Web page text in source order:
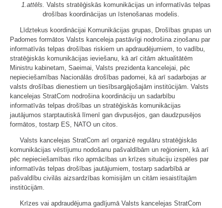
1.attēls. Valsts stratēģiskās komunikācijas un informatīvās telpas
drošības koordinācijas un īstenošanas modelis.
Līdztekus koordinācijai Komunikācijas grupas, Drošības grupas un
Padomes formātos Valsts kanceleja pastāvīgi nodrošina ziņošanu par
informatīvās telpas drošības riskiem un apdraudējumiem, to vadību,
stratēģiskās komunikācijas ieviešanu, kā arī citām aktualitātēm
Ministru kabinetam, Saeimai, Valsts prezidenta kancelejai, pēc
nepieciešamības Nacionālās drošības padomei, kā arī sadarbojas ar
valsts drošības dienestiem un tiesībsargājošajām institūcijām. Valsts
kancelejas StratCom nodrošina koordināciju un sadarbību
informatīvās telpas drošības un stratēģiskās komunikācijas
jautājumos starptautiskā līmenī gan divpusējos, gan daudzpusējos
formātos, tostarp ES, NATO un citos.
Valsts kancelejas StratCom arī organizē regulāru stratēģiskās
komunikācijas vēstījumu nodošanu pašvaldībām un reģioniem, kā arī
pēc nepieciešamības rīko apmācības un krīzes situāciju izspēles par
informatīvās telpas drošības jautājumiem, tostarp sadarbībā ar
pašvaldību civilās aizsardzības komisijām un citām iesaistītajām
institūcijām.
Krīzes vai apdraudējuma gadījumā Valsts kancelejas StratCom